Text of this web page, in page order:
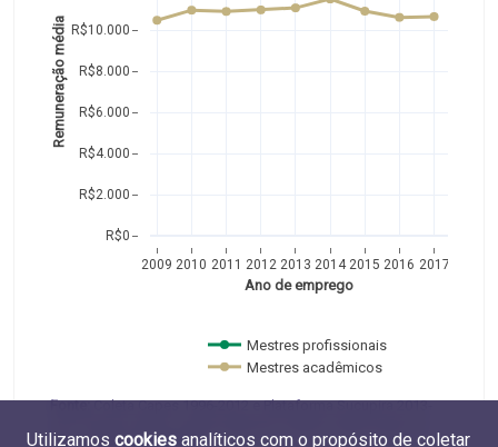
2009 2010 2011 2012 2013 2014 2015 2016 2017
R$0
R$2.000
R$4.000
R$6.000
R$8.000
R$10.000
Mestres profissionais
Mestres acadêmicos
Ano de emprego
Remuneração média
Fonte:Coleta Capes 1996-2012 e Plataforma Sucupira 2013-
Utilizamos cookies analíticos com o propósito de coletar